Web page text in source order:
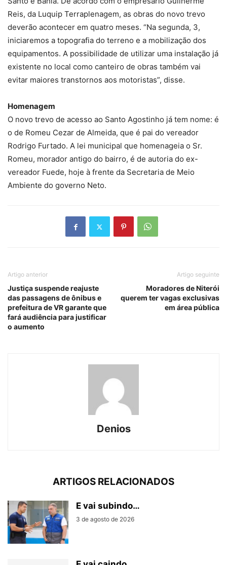
Reis, da Luquip Terraplenagem, as obras do novo trevo
deverão acontecer em quatro meses. “Na segunda, 3,
iniciaremos a topografia do terreno e a mobilização dos
equipamentos. A possibilidade de utilizar uma instalação já
existente no local como canteiro de obras também vai
evitar maiores transtornos aos motoristas”, disse.
Homenagem
O novo trevo de acesso ao Santo Agostinho já tem nome: é
o de Romeu Cezar de Almeida, que é pai do vereador
Rodrigo Furtado. A lei municipal que homenageia o Sr.
Romeu, morador antigo do bairro, é de autoria do ex-
vereador Fuede, hoje à frente da Secretaria de Meio
Ambiente do governo Neto.
Artigo anterior
Justiça suspende reajuste
das passagens de ônibus e
prefeitura de VR garante que
fará audiência para justificar
o aumento
Artigo seguinte
Moradores de Niterói
querem ter vagas exclusivas
em área pública
Denios
ARTIGOS RELACIONADOS
E vai subindo…
3 de agosto de 2026